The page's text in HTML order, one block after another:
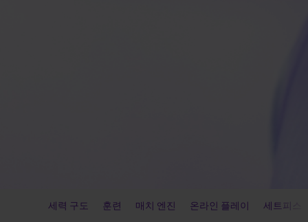
세력 구도 훈련 매치 엔진 온라인 플레이 세트피스